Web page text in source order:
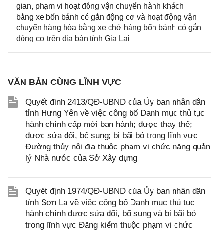
gian, phạm vi hoạt động vận chuyển hành khách
bằng xe bốn bánh có gắn động cơ và hoạt động vận
chuyển hàng hóa bằng xe chở hàng bốn bánh có gắn
động cơ trên địa bàn tỉnh Gia Lai
VĂN BẢN CÙNG LĨNH VỰC
Quyết định 2413/QĐ-UBND của Ủy ban nhân dân
tỉnh Hưng Yên về việc công bố Danh mục thủ tục
hành chính cấp mới ban hành; được thay thế;
được sửa đổi, bổ sung; bị bãi bỏ trong lĩnh vực
Đường thủy nội địa thuộc phạm vi chức năng quản
lý Nhà nước của Sở Xây dựng
Quyết định 1974/QĐ-UBND của Ủy ban nhân dân
tỉnh Sơn La về việc công bố Danh mục thủ tục
hành chính được sửa đổi, bổ sung và bị bãi bỏ
trong lĩnh vực Đăng kiểm thuộc phạm vi chức